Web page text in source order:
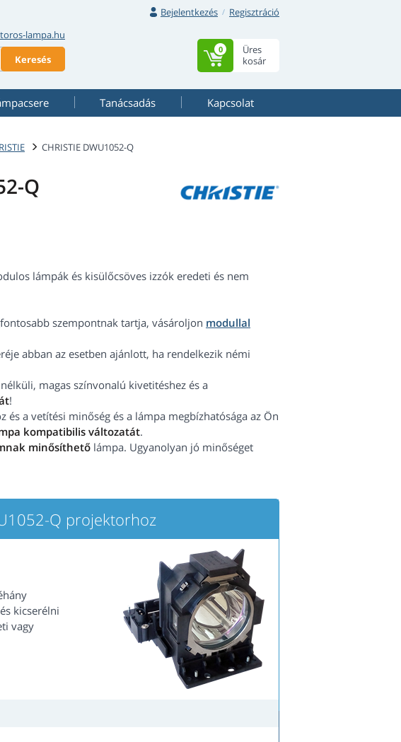
Bejelentkezés
Regisztráció
lampa.hu
Keresés
Üres
kosár
0
Tanácsadás Kapcsolat
CHRISTIE DWU1052-Q
Q
lámpák és kisülőcsöves izzók eredeti és nem
szempontnak tartja, vásároljon modullal
abban az esetben ajánlott, ha rendelkezik némi
magas színvonalú kivetitéshez és a
!
a vetítési minőség és a lámpa megbízhatósága az Ön
kompatibilis változatát.
minősíthető lámpa. Ugyanolyan jó minőséget
Q projektorhoz
kicserélni
vagy